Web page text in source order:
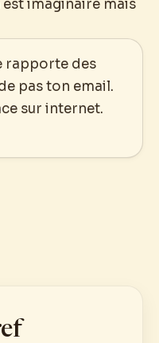
imaginaire mais
rapporte des
pas ton email.
sur internet.